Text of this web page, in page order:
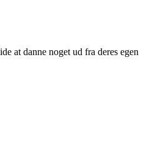
at danne noget ud fra deres egen